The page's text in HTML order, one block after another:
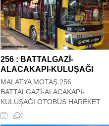
saatleri siz değerli
ziyaretçilerimizin hizmetindedir.
Hareket saatleri güncel olup
sitemiz tarafından güncel olarak
çekilmektedir. 254 : MALİYE –
256 : BATTALGAZİ-
ALACAKAPI-KULUŞAĞI
MALATYA MOTAŞ 256 :
BATTALGAZİ-ALACAKAPI-
KULUŞAĞI OTOBÜS HAREKET
SAATLERİ Malatya Motaş Şehir içi
256 : BATTALGAZİ-ALACAKAPI-
0